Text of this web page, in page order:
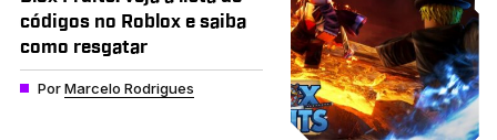
códigos no Roblox e saiba
como resgatar
PorMarcelo Rodrigues